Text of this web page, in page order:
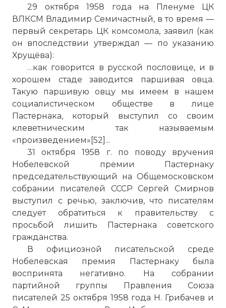
29 октября 1958 года на Пленуме ЦК
ВЛКСМ Владимир Семичастный, в то время —
первый секретарь ЦК комсомола, заявил (как
он впоследствии утверждал — по указанию
Хрущёва):
…как говорится в русской пословице, и в
хорошем стаде заводится паршивая овца.
Такую паршивую овцу мы имеем в нашем
социалистическом обществе в лице
Пастернака, который выступил со своим
клеветническим так называемым
«произведением»[52]...
31 октября 1958 г. по поводу вручения
Нобелевской премии Пастернаку
председательствующий на Общемосковском
собрании писателей СССР Сергей Смирнов
выступил с речью, заключив, что писателям
следует обратиться к правительству с
просьбой лишить Пастернака советского
гражданства.
В официозной писательской среде
Нобелевская премия Пастернаку была
воспринята негативно. На собрании
партийной группы Правления Союза
писателей 25 октября 1958 года Н. Грибачев и